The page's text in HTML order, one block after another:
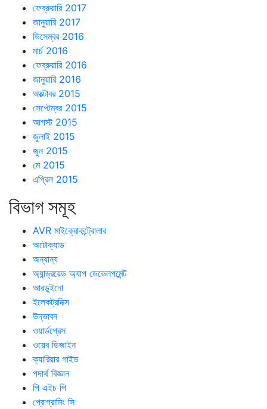
ফেব্রুয়ারি 2017
জানুয়ারি 2017
ডিসেম্বর 2016
মার্চ 2016
ফেব্রুয়ারি 2016
জানুয়ারি 2016
অক্টোবর 2015
সেপ্টেম্বর 2015
আগস্ট 2015
জুলাই 2015
জুন 2015
মে 2015
এপ্রিল 2015
বিভাগ সমূহ
AVR মাইক্রোকন্ট্রোলার
অটোক্যাড
অন্যান্য
অ্যান্ড্রয়েড অ্যাপ ডেভেলপমেন্ট
আরডুইনো
ইলেকট্রনিক্স
উদ্ভাবন
ওয়ার্ডপ্রেস
ওয়েব ডিজাইন
ক্যারিয়ার গাইড
পদার্থ বিজ্ঞান
পি এইচ পি
প্রোগ্রামিং সি